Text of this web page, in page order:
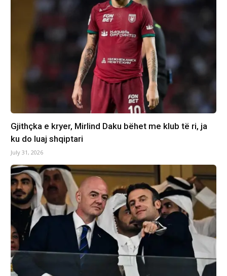
Gjithçka e kryer, Mirlind Daku bëhet me klub të ri, ja
ku do luaj shqiptari
July 31, 2026